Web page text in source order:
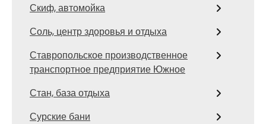
Скиф, автомойка
Соль, центр здоровья и отдыха
Ставропольское производственное
транспортное предприятие Южное
Стан, база отдыха
Сурские бани